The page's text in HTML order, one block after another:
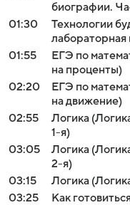
биографии.
01:30
Технологии
лабораторная
01:55
ЕГЭ по
на проценты)
02:20
ЕГЭ по
на движение)
02:55
Логика
1-я)
03:05
Логика
2-я)
03:15
Логика
03:25
Как